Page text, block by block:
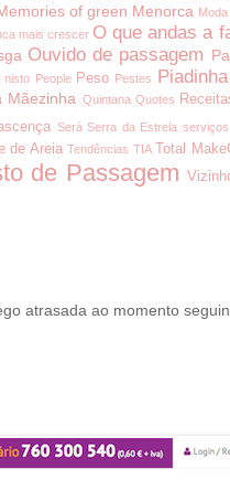
of green Menorca Moda
mais crescer O que andas a
Ouvido de passagem
nisto People Peso Pestes Piadinha
Mãezinha Quintana Quotes
Será Serra da Estrela serviços
de Areia Tendências TIA Total
de Passagem
atrasada ao momento